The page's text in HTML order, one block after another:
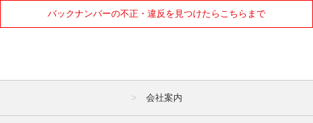
バックナンバーの不正・違反を見つけたらこちらまで
2021年
8月
10月 11月 12月
会社案内